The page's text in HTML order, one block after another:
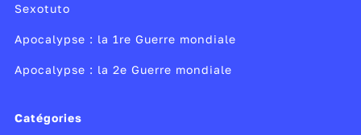
Sexotuto
Apocalypse : la 1re Guerre mondiale
Apocalypse : la 2e Guerre mondiale
Catégories